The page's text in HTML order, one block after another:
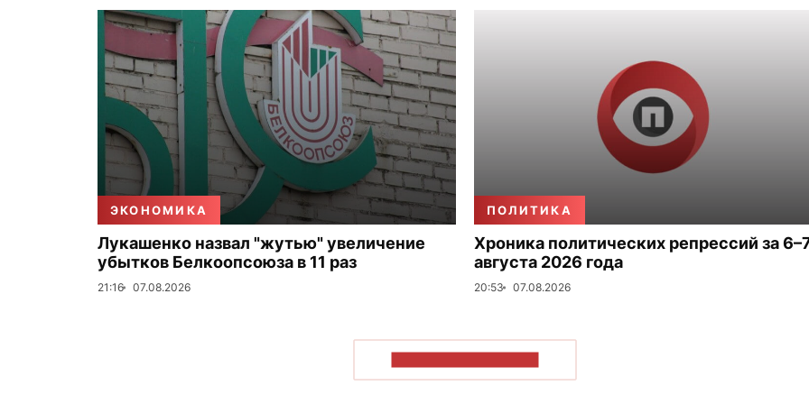
ЭКОНОМИКА
Лукашенко назвал "жутью" увеличение
убытков Белкоопсоюза в 11 раз
21:16 07.08.2026
ПОЛИТИКА
Хроника политических репрессий за
августа 2026 года
20:53 07.08.2026